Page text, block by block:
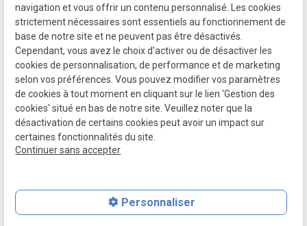
Mentions légales
Politique de
confidentialité
Gestion
des
cookies
Plan du site
Siret :38424534600059
navigation et vous offrir un contenu personnalisé. Les cookies
strictement nécessaires sont essentiels au fonctionnement de
base de notre site et ne peuvent pas être désactivés.
Cependant, vous avez le choix d'activer ou de désactiver les
cookies de personnalisation, de performance et de marketing
selon vos préférences. Vous pouvez modifier vos paramètres
de cookies à tout moment en cliquant sur le lien 'Gestion des
cookies' situé en bas de notre site. Veuillez noter que la
désactivation de certains cookies peut avoir un impact sur
certaines fonctionnalités du site.
Continuer sans accepter
Personnaliser